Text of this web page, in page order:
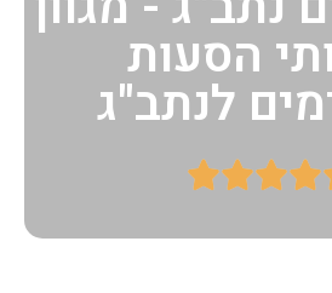
הסעות
לנתב"ג



